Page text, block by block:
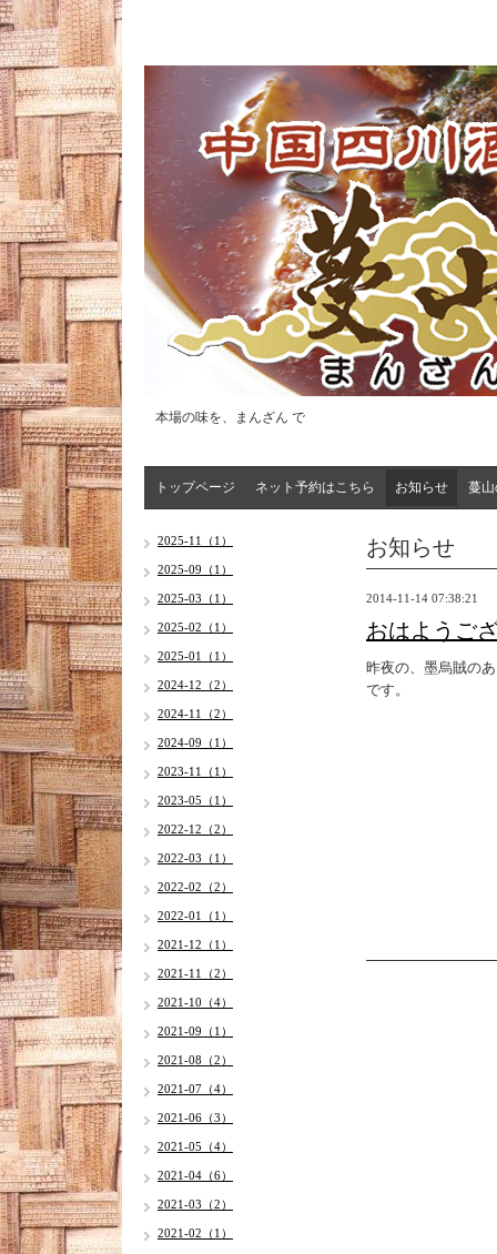
本場の味を、まんざん で
トップページ ネット予約はこちら お知らせ 蔓
お知らせ
2014-11-14 07:38:21
おはようご
昨夜の、墨烏賊の
です。
2025-11（1）
2025-09（1）
2025-03（1）
2025-02（1）
2025-01（1）
2024-12（2）
2024-11（2）
2024-09（1）
2023-11（1）
2023-05（1）
2022-12（2）
2022-03（1）
2022-02（2）
2022-01（1）
2021-12（1）
2021-11（2）
2021-10（4）
2021-09（1）
2021-08（2）
2021-07（4）
2021-06（3）
2021-05（4）
2021-04（6）
2021-03（2）
2021-02（1）